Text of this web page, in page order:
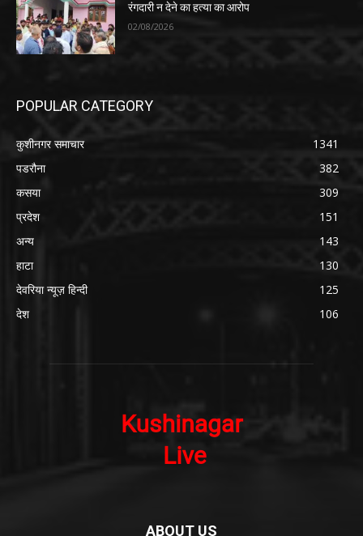
रंगदारी न देने का हत्या का आरोप
02/08/2026
POPULAR CATEGORY
कुशीनगर समाचार
1341
पडरौना
382
कसया
309
प्रदेश
151
अन्य
143
हाटा
130
देवरिया न्यूज़ हिन्दी
125
देश
106
ABOUT US